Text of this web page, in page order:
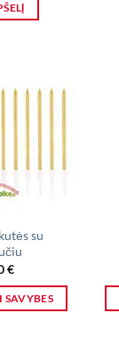
su
€
SAVYBES